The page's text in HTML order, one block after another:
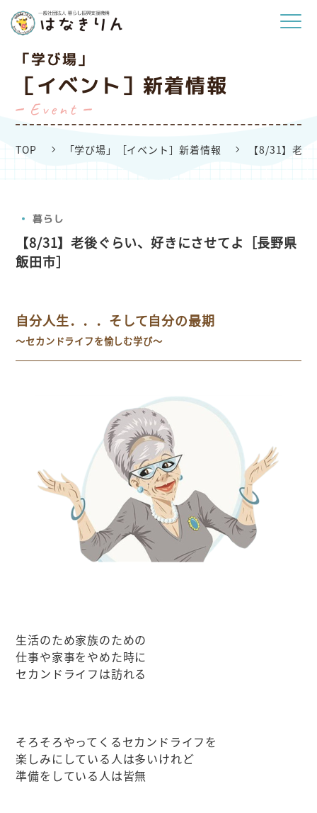
「学び場」
［イベント］新着情報
Event
TOP 「学び場」［イベント］新着情報 【8/31】老
暮らし
【8/31】老後ぐらい、好きにさせてよ［長野県
飯田市］
自分人生．．．そして自分の最期
～セカンドライフを愉しむ学び～
生活のため家族のための
仕事や家事をやめた時に
セカンドライフは訪れる
そろそろやってくるセカンドライフを
楽しみにしている人は多いけれど
準備をしている人は皆無